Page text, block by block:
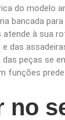
do modelo
bancada
à sua
das
peças se
funções
no